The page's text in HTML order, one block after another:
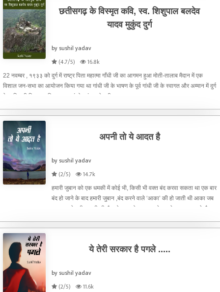
छतीसगढ़ के विस्मृत कवि, स्व. शिशुपाल बलदेव
यादव मुकुंद दुर्ग
by sushil yadav
(4.7/5)
16.8k
22 नवम्बर , १९३३ को दुर्ग में राष्ट्र पिता महात्मा गाँधी जी का आगमन हुआ मोती-तालाब मैदान में एक
विशाल जन-सभा का आयोजन किया गया था गांधी जी के भाषण के पूर्व गांधी जी के स्वागत और अम्मान में दुर्ग
के कवि श्री शिशुपाल सिह यादव एवं बोडग़ांव वाले श्री उदय
अपनी तो ये आदत है
by sushil yadav
(2/5)
14.7k
हमारी जुबान को एक धमकी में कोई भी, किसी भी वक्त बंद करवा सकता था एक बार
बंद हो जाने के बाद हमारी जुबान ,बंद करने वाले ‘आका’ की हो जाती थी आका जब
तक न चाहे नही खुलती थी सैकड़ो राज को दफन करके रखने का उस जमाने जैसा
ये तेरी सरकार है पगले .....
by sushil yadav
(2/5)
11.6k